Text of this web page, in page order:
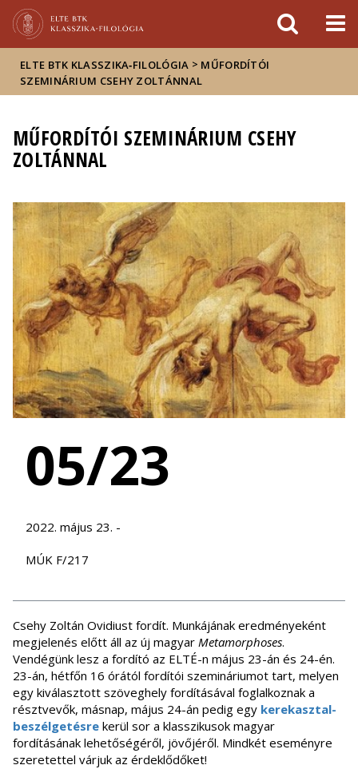
sajtóban
ELTE BTK KLASSZIKA‑FILOLÓGIA > MŰFORDÍTÓI
SZEMINÁRIUM CSEHY ZOLTÁNNAL
MŰFORDÍTÓI SZEMINÁRIUM CSEHY
ZOLTÁNNAL
05/23
2022. május 23. -
MÚK F/217
Csehy Zoltán Ovidiust fordít. Munkájának eredményeként
megjelenés előtt áll az új magyar Metamorphoses.
Vendégünk lesz a fordító az ELTÉ-n május 23-án és 24-én.
23-án, hétfőn 16 órától fordítói szemináriumot tart, melyen
egy kiválasztott szöveghely fordításával foglalkoznak a
résztvevők, másnap, május 24-án pedig egy kerekasztal-
beszélgetésre kerül sor a klasszikusok magyar
fordításának lehetőségéről, jövőjéről. Mindkét eseményre
szeretettel várjuk az érdeklődőket!